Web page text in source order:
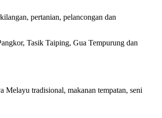
pertanian, pelancongan dan
Tasik Taiping, Gua Tempurung dan
Melayu tradisional, makanan tempatan, seni